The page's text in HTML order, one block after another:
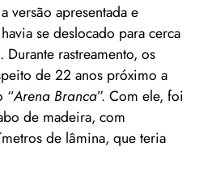
versão apresentada e
se deslocado para cerca
rastreamento, os
de 22 anos próximo a
“Arena Branca”. Com ele, foi
de madeira, com
de lâmina, que teria